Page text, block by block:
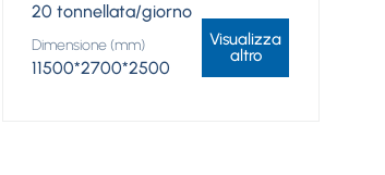
20 tonnellata/giorno
Dimensione (mm)
11500*2700*2500
Visualizza
altro